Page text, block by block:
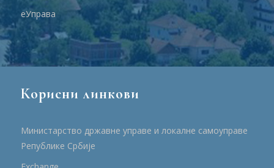
еУправа
Корисни линкови
Министарство државне управе и локалне самоуправе
Републике Србије